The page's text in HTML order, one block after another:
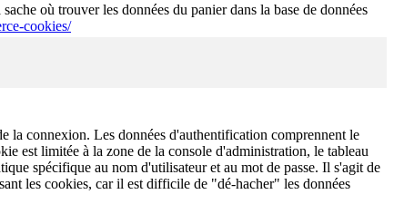
où trouver les données du panier dans la base de données
cookies/
la connexion. Les données d'authentification comprennent le
est limitée à la zone de la console d'administration, le tableau
spécifique au nom d'utilisateur et au mot de passe. Il s'agit de
les cookies, car il est difficile de "dé-hacher" les données